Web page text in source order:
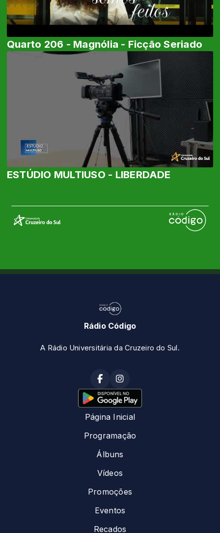
Quarto 206 - Magnólia - Ficção Seriado
ESTÚDIO MULTIUSO - LIBERDADE
Rádio Código
A Rádio Universitária da Cruzeiro do Sul.
Página Inicial
Programação
Álbuns
Vídeos
Promoções
Eventos
Recados